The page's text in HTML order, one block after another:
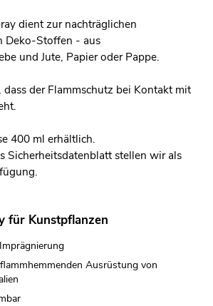
dient zur nachträglichen
Deko-Stoffen - aus
und Jute, Papier oder Pappe.
dass der Flammschutz bei Kontakt mit
400 ml erhältlich.
Sicherheitsdatenblatt stellen wir als
für Kunstpflanzen
Ausrüstung von